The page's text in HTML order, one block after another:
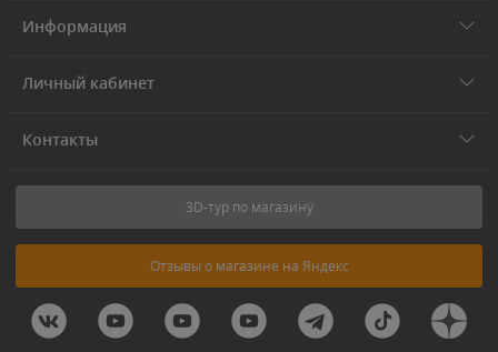
Информация
Личный кабинет
Контакты
3D-тур по магазину
Отзывы о магазине на Яндекс